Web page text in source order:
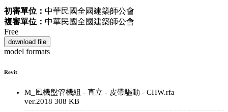
初審單位： 中華民國全國建築師公會
複審單位： 中華民國全國建築師公會
Free
download file
model formats
Revit
M_風機盤管機組 - 直立 - 皮帶驅動 - CHW.rfa
ver.2018 308 KB